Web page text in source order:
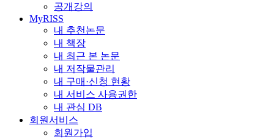
공개강의
MyRISS
내 추천논문
내 책장
내 최근 본 논문
내 저작물관리
내 구매·신청 현황
내 서비스 사용권한
내 관심 DB
회원서비스
회원가입